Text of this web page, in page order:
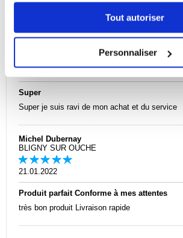
Tout autoriser
Personnaliser
Kalfala
01.02.2022
Super
Super je suis ravi de mon achat et du service
Michel Dubernay
BLIGNY SUR OUCHE
21.01.2022
Produit parfait Conforme à mes attentes
très bon produit Livraison rapide